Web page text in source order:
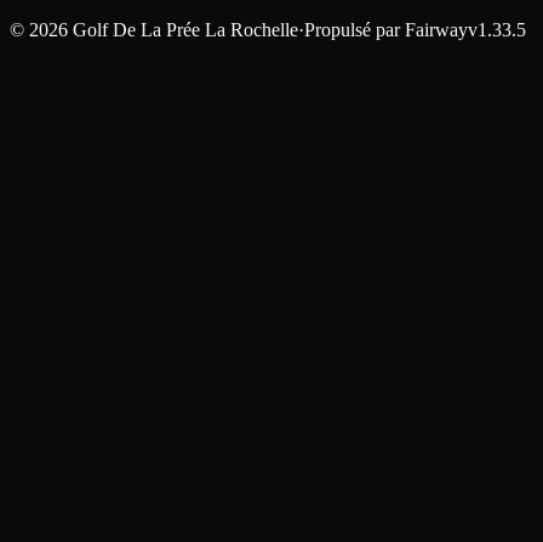
© 2026 Golf De La Prée La Rochelle·Propulsé par Fairwayv1.33.5